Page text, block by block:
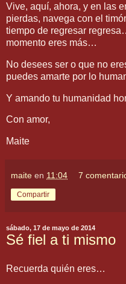
Vive, aquí, ahora, y en las
pierdas, navega con el
tiempo de regresar
momento eres más…
No desees ser o que no
puedes amarte por lo
Y amando tu humanidad
Con amor,
Maite
maite en 11:04 7
Compartir
sábado, 17 de mayo de 2014
Sé fiel a ti mismo
Recuerda quién eres…